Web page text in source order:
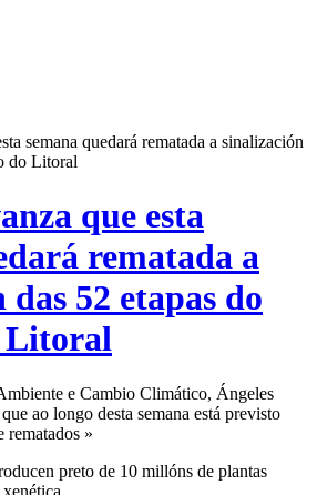
que esta
rematada a
52 etapas do
Litoral
e Cambio Climático, Ángeles
ao longo desta semana está previsto
rematados »